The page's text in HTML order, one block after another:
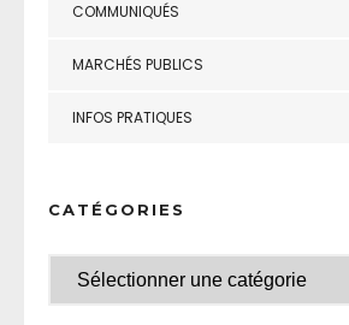
COMMUNIQUÉS
MARCHÉS PUBLICS
INFOS PRATIQUES
CATÉGORIES